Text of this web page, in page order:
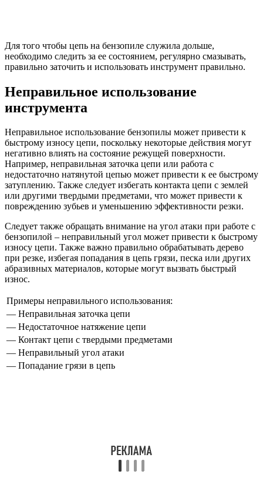
Для того чтобы цепь на бензопиле служила дольше,
необходимо следить за ее состоянием, регулярно смазывать,
правильно заточить и использовать инструмент правильно.
Неправильное использование
инструмента
Неправильное использование бензопилы может привести к
быстрому износу цепи, поскольку некоторые действия могут
негативно влиять на состояние режущей поверхности.
Например, неправильная заточка цепи или работа с
недостаточно натянутой цепью может привести к ее быстрому
затуплению. Также следует избегать контакта цепи с землей
или другими твердыми предметами, что может привести к
повреждению зубьев и уменьшению эффективности резки.
Следует также обращать внимание на угол атаки при работе с
бензопилой – неправильный угол может привести к быстрому
износу цепи. Также важно правильно обрабатывать дерево
при резке, избегая попадания в цепь грязи, песка или других
абразивных материалов, которые могут вызвать быстрый
износ.
Примеры неправильного использования:
— Неправильная заточка цепи
— Недостаточное натяжение цепи
— Контакт цепи с твердыми предметами
— Неправильный угол атаки
— Попадание грязи в цепь